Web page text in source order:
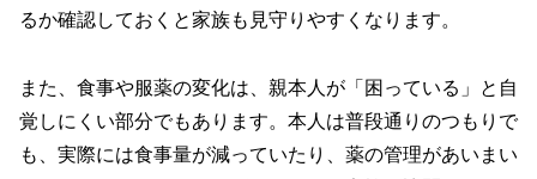
るか確認しておくと家族も見守りやすくなります。
また、食事や服薬の変化は、親本人が「困っている」と自
覚しにくい部分でもあります。本人は普段通りのつもりで
も、実際には食事量が減っていたり、薬の管理があいまい